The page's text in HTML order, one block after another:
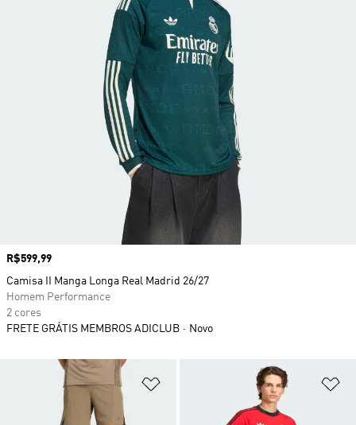
Adicionar à Lista de Desejos
Preço
R$599,99
Camisa II Manga Longa Real Madrid 26/27
Homem Performance
2 cores
FRETE GRÁTIS MEMBROS ADICLUB
Novo